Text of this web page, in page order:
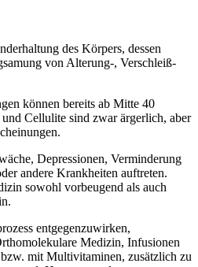
des Körpers, dessen
von Alterung-, Verschleiß-
können bereits ab Mitte 40
Cellulite sind zwar ärgerlich, aber
Depressionen, Verminderung
andere Krankheiten auftreten.
sowohl vorbeugend als auch
entgegenzuwirken,
Medizin, Infusionen
mit Multivitaminen, zusätzlich zu